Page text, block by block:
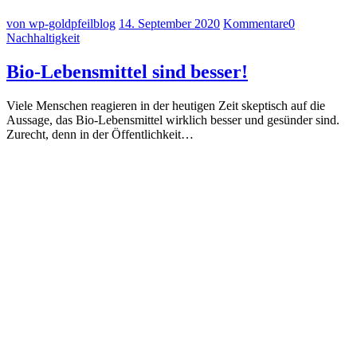
von wp-goldpfeilblog 14. September 2020 Kommentare0
Nachhaltigkeit
Bio-Lebensmittel sind besser!
Viele Menschen reagieren in der heutigen Zeit skeptisch auf die
Aussage, das Bio-Lebensmittel wirklich besser und gesünder sind.
Zurecht, denn in der Öffentlichkeit…